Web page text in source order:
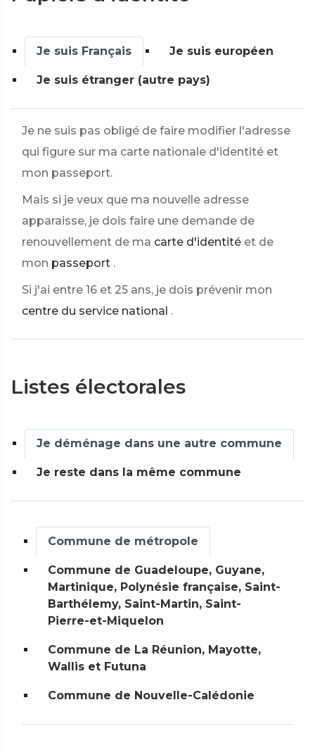
Je suis Français Je suis européen
Je suis étranger (autre pays)
Je ne suis pas obligé de faire modifier l'adresse
qui figure sur ma carte nationale d'identité et
mon passeport.
Mais si je veux que ma nouvelle adresse
apparaisse, je dois faire une demande de
renouvellement de ma carte d'identité et de
mon passeport .
Si j'ai entre 16 et 25 ans, je dois prévenir mon
centre du service national .
Listes électorales
Je déménage dans une autre commune
Je reste dans la même commune
Commune de métropole
Commune de Guadeloupe, Guyane,
Martinique, Polynésie française, Saint-
Barthélemy, Saint-Martin, Saint-
Pierre-et-Miquelon
Commune de La Réunion, Mayotte,
Wallis et Futuna
Commune de Nouvelle-Calédonie